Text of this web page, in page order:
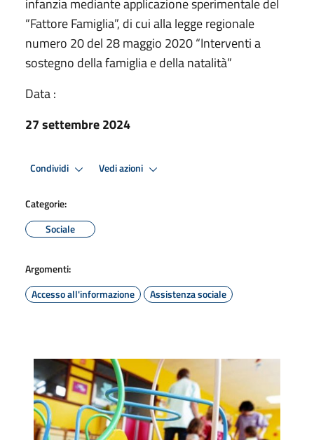
“Fattore Famiglia”, di cui alla legge regionale
numero 20 del 28 maggio 2020 “Interventi a
sostegno della famiglia e della natalità”
Data :
27 settembre 2024
Condividi Vedi azioni
Categorie:
Sociale
Argomenti:
Accesso all'informazione
Assistenza sociale